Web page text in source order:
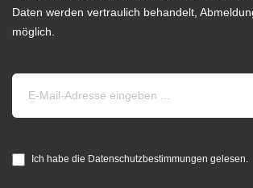
Daten werden vertraulich behandelt,
möglich.
Ich habe die Datenschutzbestimmungen gelesen.